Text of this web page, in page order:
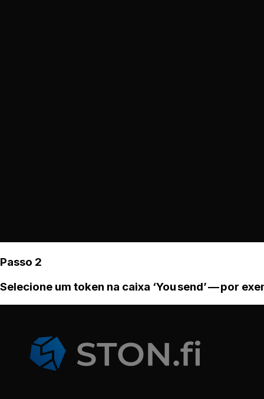
Passo 2
Selecione um token na caixa ‘You send’ — por